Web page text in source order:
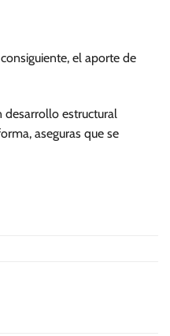
el aporte de
desarrollo estructural
aseguras que se